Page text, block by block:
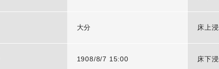
大分
1908/8/7 15:00
床上
床下